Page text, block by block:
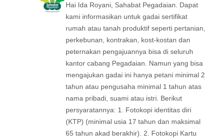
Hai Ida Royani, Sahabat Pegadaian. Dapat
kami informasikan untuk gadai sertifikat
rumah atau tanah produktif seperti pertanian,
perkebunan, kontrakan, kost-kostan dan
peternakan pengajuannya bisa di seluruh
kantor cabang Pegadaian. Namun yang bisa
mengajukan gadai ini hanya petani minimal 2
tahun atau pengusaha minimal 1 tahun atas
nama pribadi, suami atau istri. Berikut
persyaratannya: 1. Fotokopi identitas diri
(KTP) (minimal usia 17 tahun dan maksimal
65 tahun akad berakhir). 2. Fotokopi Kartu